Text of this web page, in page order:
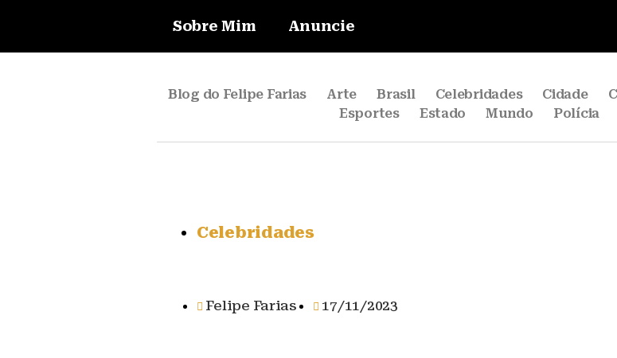
Sobre Mim Anuncie
Blog do Felipe Farias Arte Brasil Celebridades Cidade
Esportes
Estado Mundo Polícia
Celebridades
Felipe Farias 17/11/2023